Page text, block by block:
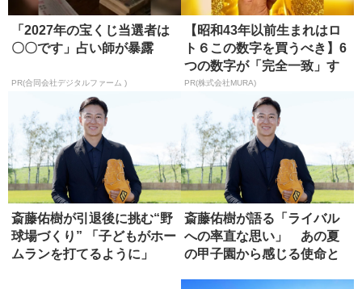
「2027年の宝くじ当選者は
〇〇です」占い師が暴露
PR(合同会社デジタルファーム )
【昭和43年以前生まれはロ
ト６この数字を買うべき】6
つの数字が「完全一致」す
る方...
PR(株式会社MURA)
斎藤佑樹が引退後に挑む“野
球場づくり” 「子どもがホー
ムランを打てるように」
斎藤佑樹が語る「ライバル
への率直な思い」 あの夏
の甲子園から感じる使命と